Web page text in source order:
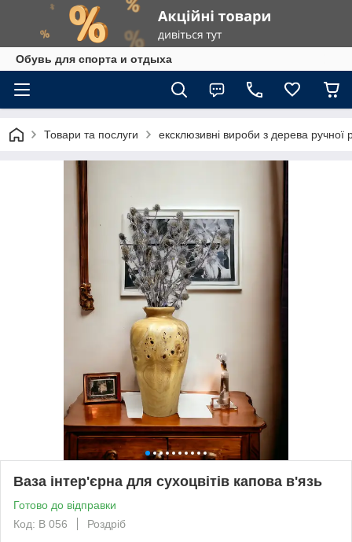
Обувь для спорта и отдыха
Товари та послуги ексклюзивні вироби з дерева ручної
Ваза інтер'єрна для сухоцвітів капова в'язь
Готово до відправки
Код: В 056
Роздріб